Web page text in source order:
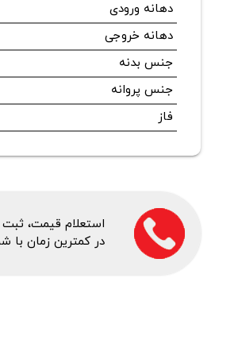
دهانه ورودی
دهانه خروجی
جنس بدنه
جنس پروانه
فاز
استعلام قیمت،
در کمترین زمان